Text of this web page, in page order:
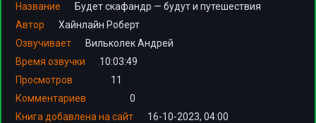
Название
Будет скафандр — будут и путешествия
Автор
Хайнлайн Роберт
Озвучивает
Вильколек Андрей
Время озвучки
10:03:49
Просмотров
11
Комментариев
0
Книга добавлена на сайт
16-10-2023, 04:00